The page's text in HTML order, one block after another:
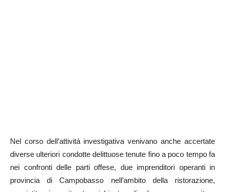
Nel corso dell’attività investigativa venivano anche accertate
diverse ulteriori condotte delittuose tenute fino a poco tempo fa
nei confronti delle parti offese, due imprenditori operanti in
provincia di Campobasso nell’ambito della ristorazione,